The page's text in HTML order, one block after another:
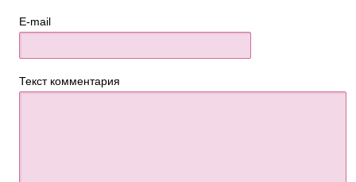
E-mail
Текст комментария